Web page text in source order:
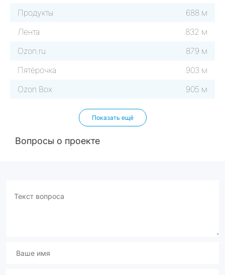
Продукты
688 м
Лента
832 м
Ozon.ru
879 м
Пятёрочка
903 м
Ozon Box
905 м
Показать ещё
Вопросы о проекте